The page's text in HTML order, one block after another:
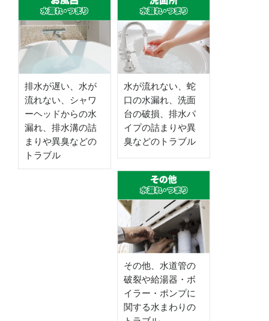
排水が遅い、水が
流れない、シャワ
ーヘッドからの水
漏れ、排水溝の詰
まりや異臭などの
トラブル
水が流れない、蛇
口の水漏れ、洗面
台の破損、排水パ
イプの詰まりや異
臭などのトラブル
その他、水道管の
破裂や給湯器・ボ
イラー・ポンプに
関する水まわりの